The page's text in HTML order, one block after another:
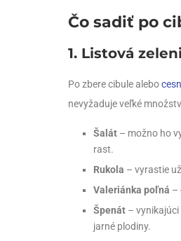
Čo sadiť po
1. Listová
Po zbere cibule alebo
nevyžaduje veľké
Šalát – možno ho
rast.
Rukola – vyrastie
Valeriánka poľná –
Špenát –
jarné plodiny.